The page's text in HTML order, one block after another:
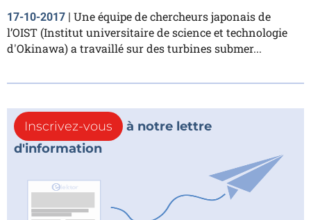
17-10-2017 | Une équipe de chercheurs japonais de
l’OIST (Institut universitaire de science et technologie
d'Okinawa) a travaillé sur des turbines submer...
Inscrivez-vous
à notre lettre
d'information